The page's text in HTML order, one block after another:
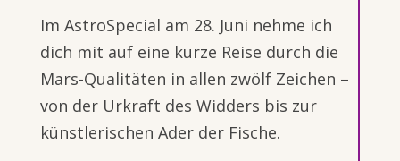
Im AstroSpecial am 28. Juni nehme ich
dich mit auf eine kurze Reise durch die
Mars-Qualitäten in allen zwölf Zeichen –
von der Urkraft des Widders bis zur
künstlerischen Ader der Fische.